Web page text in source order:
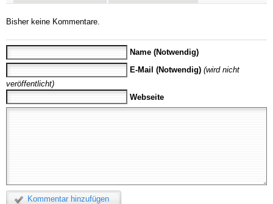
Bisher keine Kommentare.
Name (Notwendig)
E-Mail (Notwendig) (wird nicht
veröffentlicht)
Webseite
Kommentar hinzufügen